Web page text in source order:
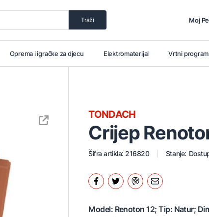
Traži Moj
Oprema i igračke za djecu Elektromaterijal Vrtni program
Crijep
TONDACH
Šifra artikla: 216820 Stanje:
Model: Renoton 12; Tip: Natur;